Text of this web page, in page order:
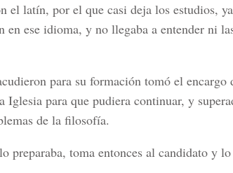
el latín, por el que casi deja los estudios,
en ese idioma, y no llegaba a entender ni
para su formación tomó el encargo
Iglesia para que pudiera continuar, y
de la filosofía.
preparaba, toma entonces al candidato y